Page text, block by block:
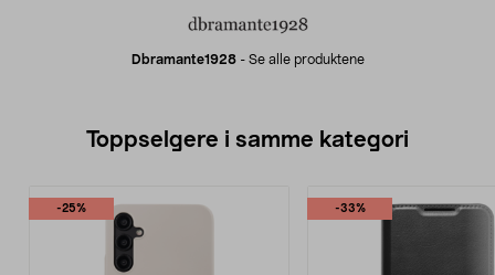
Dbramante1928- Se alle produktene
Toppselgere i samme kategori
-25% -33%